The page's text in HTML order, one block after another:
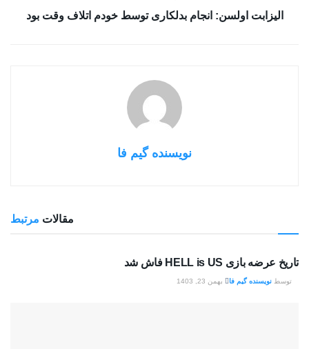
الیزابت اولسن: انجام بدلکاری توسط خودم اتلاف وقت بود
نویسنده گیم فا
مقالات مرتبط
تاریخ عرضه بازی HELL is US فاش شد
توسط نویسنده گیم فا بهمن 23, 1403